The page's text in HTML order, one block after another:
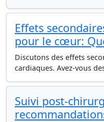
Effets
pour le cœur:
Discutons des effets
cardiaques. Avez-vous
Suivi post-